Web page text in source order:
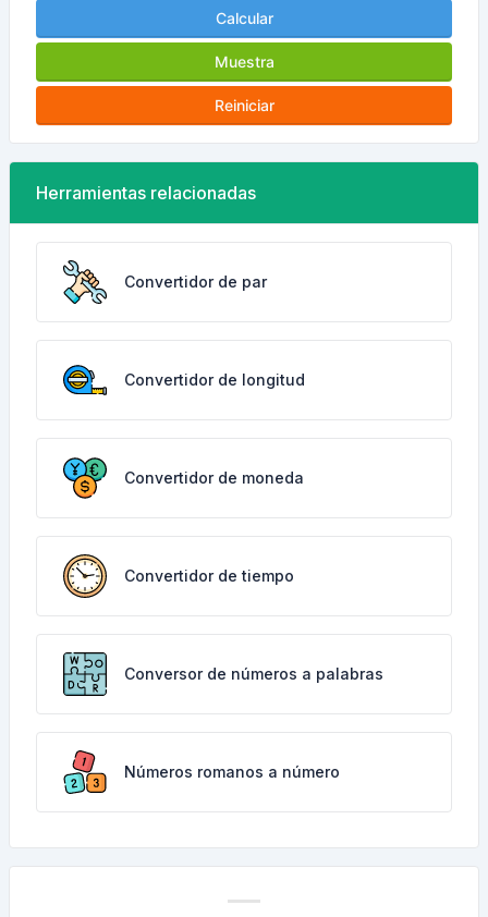
Calcular
Muestra
Reiniciar
Herramientas relacionadas
Convertidor de par
Convertidor de longitud
Convertidor de moneda
Convertidor de tiempo
Conversor de números a palabras
Números romanos a número